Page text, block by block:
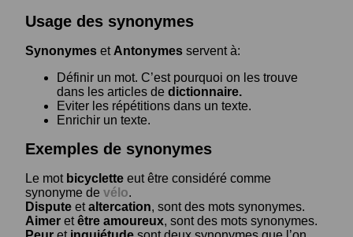
Usage des synonymes
Synonymes et Antonymes servent à:
Définir un mot. C’est pourquoi on les trouve
dans les articles de dictionnaire.
Eviter les répétitions dans un texte.
Enrichir un texte.
Exemples de synonymes
Le mot bicyclette eut être considéré comme
synonyme de vélo.
Dispute etaltercation, sont des mots synonymes.
Aimer etêtre amoureux, sont des mots synonymes.